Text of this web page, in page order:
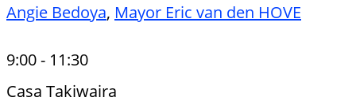
Angie Bedoya, Mayor Eric van den HOVE
9:00- 11:30
Casa Takiwaira